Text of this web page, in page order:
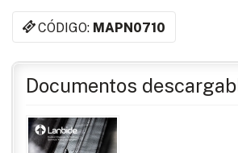
CÓDIGO: MAPN0710
Documentos